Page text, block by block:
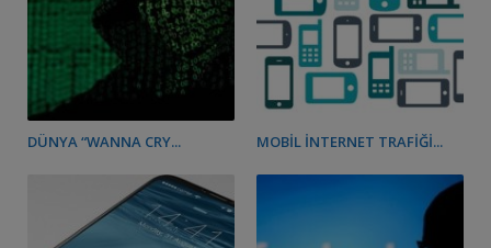
DÜNYA “WANNA CRY... MOBIL İNTERNET TRAFIĞI...